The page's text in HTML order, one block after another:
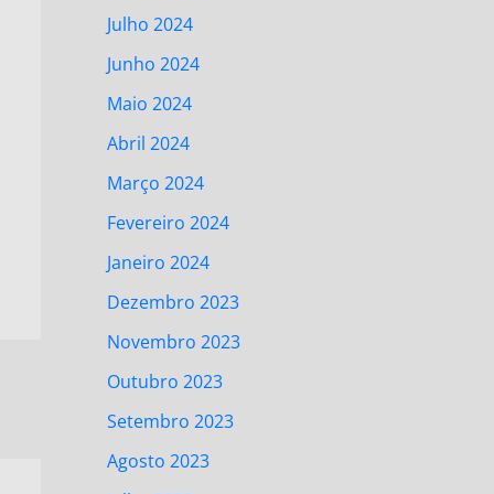
Julho 2024
Junho 2024
Maio 2024
Abril 2024
Março 2024
Fevereiro 2024
Janeiro 2024
Dezembro 2023
Novembro 2023
Outubro 2023
Setembro 2023
Agosto 2023